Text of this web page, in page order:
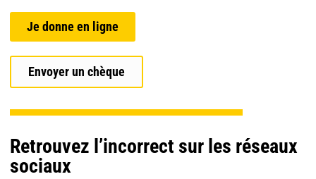
Je donne en ligne
Envoyer un chèque
Retrouvez l’incorrect sur les réseaux
sociaux